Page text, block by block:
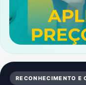
RECONHECIMENTO E